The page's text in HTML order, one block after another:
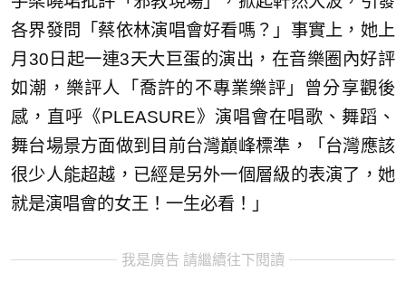
各界發問「蔡依林演唱會好看嗎？」事實上，她上
月30日起一連3天大巨蛋的演出，在音樂圈內好評
如潮，樂評人「喬許的不專業樂評」曾分享觀後
感，直呼《PLEASURE》演唱會在唱歌、舞蹈、
舞台場景方面做到目前台灣巔峰標準，「台灣應該
很少人能超越，已經是另外一個層級的表演了，她
就是演唱會的女王！一生必看！」
我是廣告 請繼續往下閱讀